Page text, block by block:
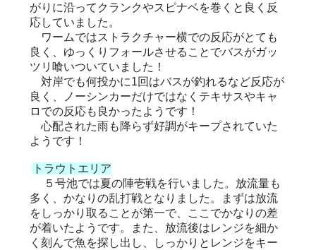
がりに沿ってクランクやスピナベを巻くと良く反
応していました。
ワームではストラクチャー横での反応がとても
良く、ゆっくりフォールさせることでバスがガッ
ツリ喰いついていました！
対岸でも何投かに1回はバスが釣れるなど反応が
良く、ノーシンカーだけではなくテキサスやキャ
ロでの反応も良かったようです！
心配された雨も降らず好調がキープされていた
ようです！
トラウトエリア
５号池では夏の陣壱戦を行いました。放流量も
多く、かなりの乱打戦となりました。まずは放流
をしっかり取ることが第一で、ここでかなりの差
が着いたようです。また、放流後はレンジを細か
く刻んで魚を探し出し、しっかりとレンジをキー